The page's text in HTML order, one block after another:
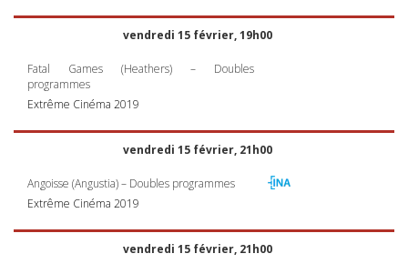
vendredi 15 février, 19h00
Fatal Games (Heathers) – Doubles
programmes
Extrême Cinéma 2019
vendredi 15 février, 21h00
Angoisse (Angustia) – Doubles programmes
Extrême Cinéma 2019
vendredi 15 février, 21h00